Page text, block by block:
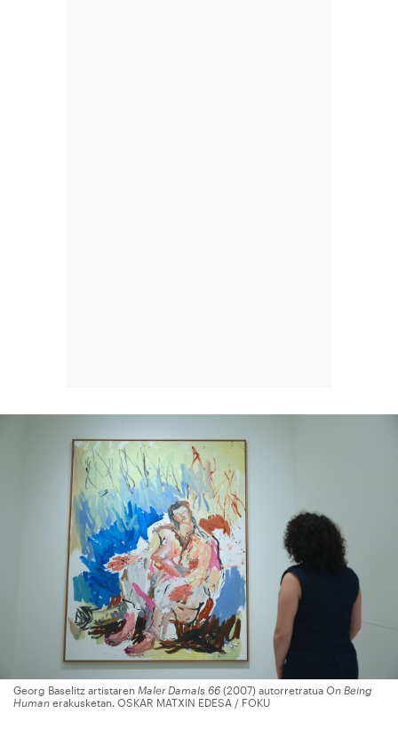
Georg Baselitz artistaren Maler Damals 66 (2007) autorretratua On Being
Human erakusketan. OSKAR MATXIN EDESA / FOKU